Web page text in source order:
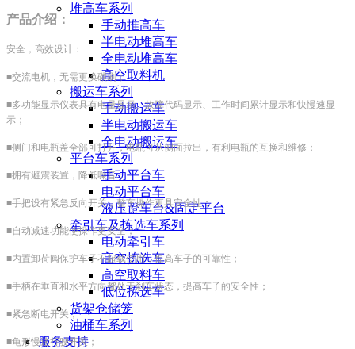
堆高车系列
手动推高车
半电动堆高车
全电动堆高车
高空取料机
搬运车系列
手动搬运车
半电动搬运车
全电动搬运车
平台车系列
手动平台车
电动平台车
液压蹬车台&固定平台
牵引车及拣选车系列
电动牵引车
高空拣选车
高空取料车
低位拣选车
货架仓储笼
油桶车系列
服务支持
产品介绍：
安全，高效设计：
■交流电机，无需更换碳刷；
■多功能显示仪表具有电量显示、故障代码显示、工作时间累计显示和快慢速显
示；
■侧门和电瓶盖全部可打开，电瓶可从侧面拉出，有利电瓶的互换和维修；
■拥有避震装置，降低噪音；
■手把设有紧急反向开关，整车操作更具安全性；
■自动减速功能使操作更安全；
■内置卸荷阀保护车子不超载使用，提高车子的可靠性；
■手柄在垂直和水平方向都处于刹车状态，提高车子的安全性；
■紧急断电开关；
■龟形慢速行驶开关；